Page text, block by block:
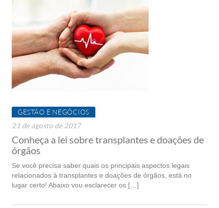
GESTÃO E NEGÓCIOS
21 de agosto de 2017
Conheça a lei sobre transplantes e doações de
órgãos
Se você precisa saber quais os principais aspectos legais
relacionados à transplantes e doações de órgãos, está no
lugar certo! Abaixo vou esclarecer os […]